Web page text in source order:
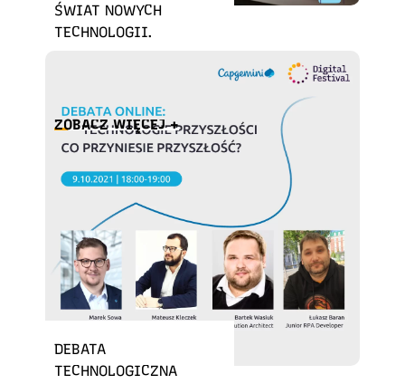
ŚWIAT NOWYCH
TECHNOLOGII.
ZOBACZ WIĘCEJ +
DEBATA
TECHNOLOGICZNA